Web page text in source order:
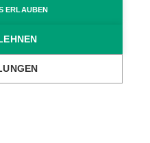
ERLAUBEN
Datenschutz